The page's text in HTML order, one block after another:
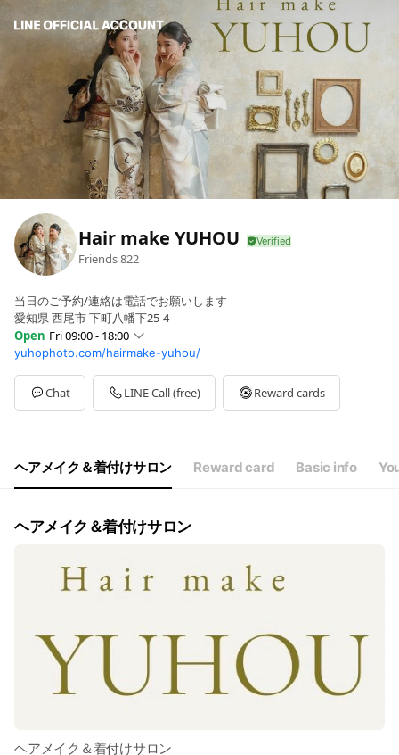
Hair make YUHOU
Friends822
当日のご予約/連絡は電話でお願いします
愛知県 西尾市 下町八幡下25-4
Open Fri 09:00 - 18:00
Sun07:00 - 18:00
Mon09:00 - 18:00
Tue09:00 - 18:00
Wed09:00 - 18:00
07:00 - 18:00
不定休 早朝対応可
yuhophoto.com/hairmake-yuhou/
Chat LINE Call (free) Reward cards
ヘアメイク＆着付けサロン Reward card Basic info
ヘアメイク＆着付けサロン
ヘアメイク＆着付けサロン